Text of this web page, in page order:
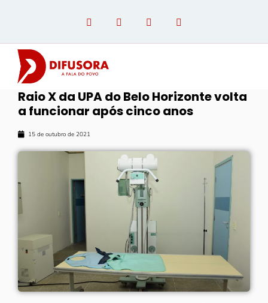
Raio X da UPA do Belo Horizonte volta
a funcionar após cinco anos
15 de outubro de 2021